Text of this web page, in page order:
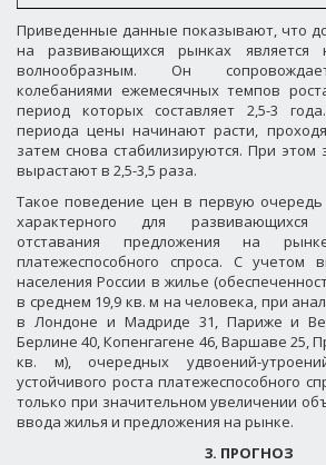
Приведенные данные показывают, что
на развивающихся рынках
волнообразным. Он
колебаниями ежемесячных темпов
период которых составляет 2,5-3
периода цены начинают расти,
затем снова стабилизируются. При
вырастают в 2,5-3,5 раза.
Такое поведение цен в первую очередь
характерного для развивающихся
отставания предложения на
платежеспособного спроса. С учетом
населения России в жилье
в среднем 19,9 кв. м на человека, при
в Лондоне и Мадриде 31, Париже и
Берлине 40, Копенгагене 46, Варшаве 25,
кв. м), очередных удвоений-
устойчивого роста платежеспособного
только при значительном увеличении
ввода жилья и предложения на рынке.
3. ПРОГНОЗ